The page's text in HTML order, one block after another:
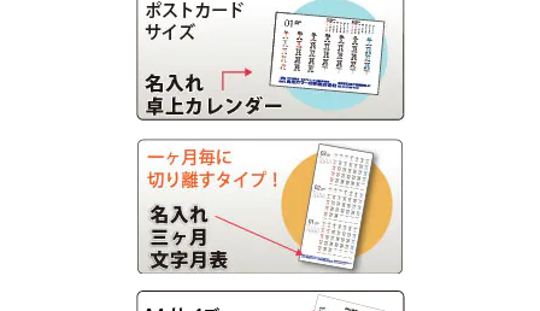
入稿
校正・印刷
梱包・包装
発送・配送
変更・キャンセル